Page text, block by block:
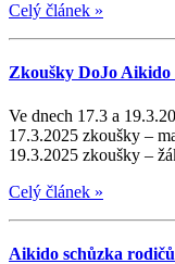
Celý článek »
Zkoušky DoJo Aikido
Ve dnech 17.3 a
17.3.2025 zkoušky –
19.3.2025 zkoušky –
Celý článek »
Aikido schůzka rodičů